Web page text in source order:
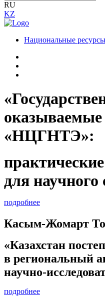
RU
KZ
Национальные
«НЦГНТЭ»:
для научного
подробнее
Касым-Жомарт
«Казахстан
в региональный
научно-
подробнее